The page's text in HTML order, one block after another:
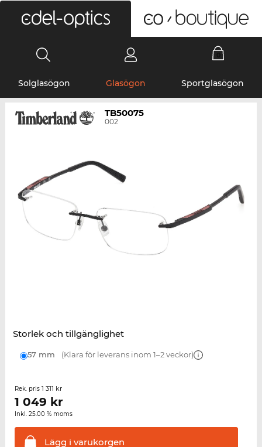
Solglasögon Glasögon Sportglasögon
TB50075
002
Storlek och tillgänglighet
57 mm (Klara för leverans inom 1–2 veckor)
Rek. pris 1 311 kr
1 049 kr
Inkl. 25.00 % moms
Lägg i varukorgen